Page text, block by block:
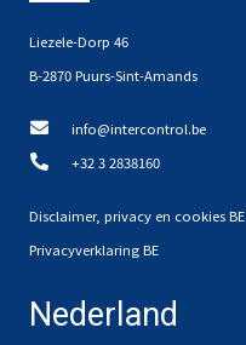
Liezele-Dorp 46
B-2870 Puurs-Sint-Amands
info@intercontrol.be
+32 3 2838160
Disclaimer, privacy en cookies BE
Privacyverklaring BE
Nederland